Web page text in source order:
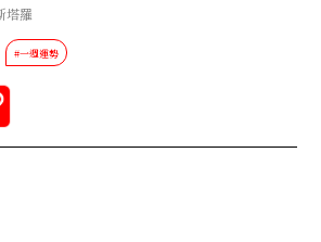
塔羅
#一週運勢